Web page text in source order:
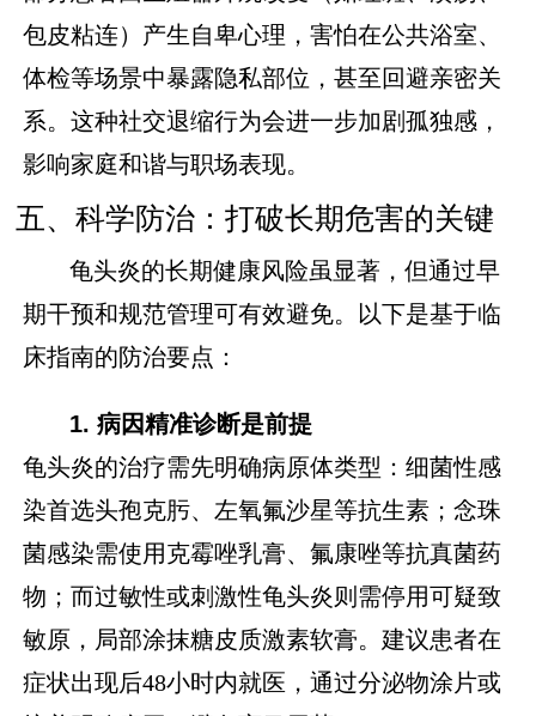
包皮粘连）产生自卑心理，害怕在公共浴室、
体检等场景中暴露隐私部位，甚至回避亲密关
系。这种社交退缩行为会进一步加剧孤独感，
影响家庭和谐与职场表现。
五、科学防治：打破长期危害的关键
龟头炎的长期健康风险虽显著，但通过早
期干预和规范管理可有效避免。以下是基于临
床指南的防治要点：
1. 病因精准诊断是前提
龟头炎的治疗需先明确病原体类型：细菌性感
染首选头孢克肟、左氧氟沙星等抗生素；念珠
菌感染需使用克霉唑乳膏、氟康唑等抗真菌药
物；而过敏性或刺激性龟头炎则需停用可疑致
敏原，局部涂抹糖皮质激素软膏。建议患者在
症状出现后48小时内就医，通过分泌物涂片或